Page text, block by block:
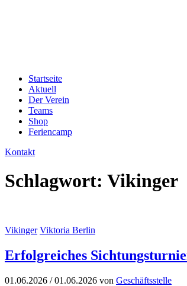
Startseite
Aktuell
Der Verein
Teams
Shop
Feriencamp
Kontakt
Schlagwort: Vikinger
Vikinger Viktoria Berlin
Erfolgreiches
01.06.2026 / 01.06.2026 von Geschäftsstelle